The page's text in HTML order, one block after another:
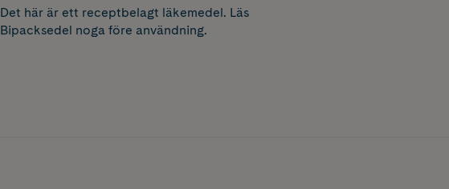
Det här är ett receptbelagt läkemedel. Läs
Bipacksedel noga före användning.